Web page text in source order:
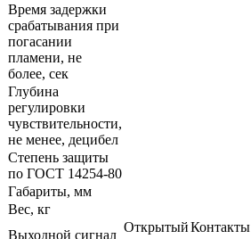
Время задержки
срабатывания при
погасании
пламени, не
более, сек
Глубина
регулировки
чувствительности,
не менее, децибел
Степень защиты
по ГОСТ 14254-80
Габариты, мм
Вес, кг
Выходной сигнал
ОткрытыйКонтакты